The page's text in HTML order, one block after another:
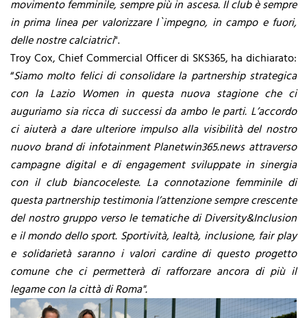
movimento femminile, sempre più in ascesa. Il club è sempre
in prima linea per valorizzare l`impegno, in campo e fuori,
delle nostre calciatrici".
Troy Cox, Chief Commercial Officer di SKS365, ha dichiarato:
“Siamo molto felici di consolidare la partnership strategica
con la Lazio Women in questa nuova stagione che ci
auguriamo sia ricca di successi da ambo le parti. L’accordo
ci aiuterà a dare ulteriore impulso alla visibilità del nostro
nuovo brand di infotainment Planetwin365.news attraverso
campagne digital e di engagement sviluppate in sinergia
con il club biancoceleste. La connotazione femminile di
questa partnership testimonia l’attenzione sempre crescente
del nostro gruppo verso le tematiche di Diversity&Inclusion
e il mondo dello sport. Sportività, lealtà, inclusione, fair play
e solidarietà saranno i valori cardine di questo progetto
comune che ci permetterà di rafforzare ancora di più il
legame con la città di Roma".